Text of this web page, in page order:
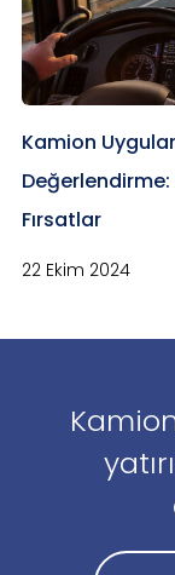
Kamion
Değerlendirme:
Fırsatlar
22 Ekim 2024